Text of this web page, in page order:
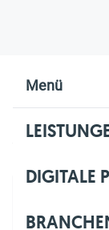
Menü
DIGITALE
Home
1.